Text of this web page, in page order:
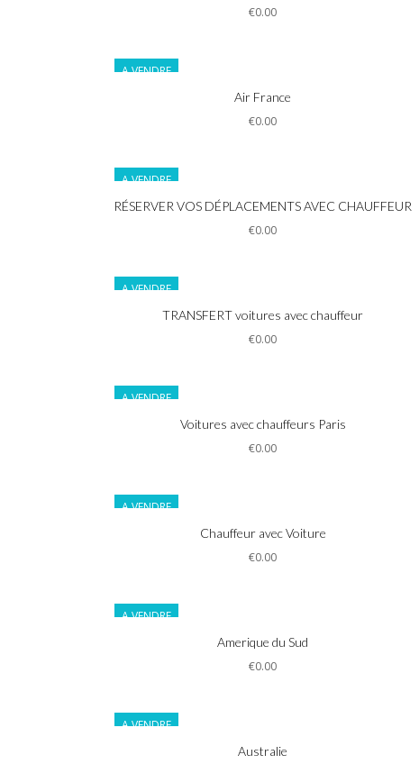
€0.00
A VENDRE
Informations
Air France
€0.00
A VENDRE
Informations
RÉSERVER VOS DÉPLACEMENTS AVEC CHAUFFEUR
€0.00
A VENDRE
Informations
TRANSFERT voitures avec chauffeur
€0.00
A VENDRE
Informations
Voitures avec chauffeurs Paris
€0.00
A VENDRE
Informations
Chauffeur avec Voiture
€0.00
A VENDRE
Informations
Amerique du Sud
€0.00
A VENDRE
Informations
Australie